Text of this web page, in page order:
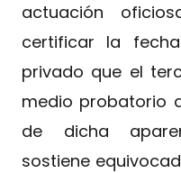
actuación
certificar la
privado que el
medio probatorio
de dicha
sostiene